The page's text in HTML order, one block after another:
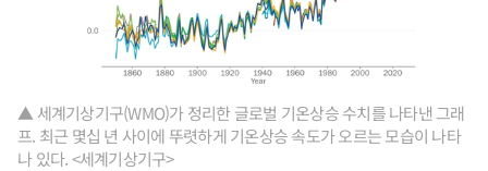
▲ 세계기상기구(WMO)가 정리한 글로벌 기온상승 수치를 나타낸 그래
프. 최근 몇십 년 사이에 뚜렷하게 기온상승 속도가 오르는 모습이 나타
나 있다. <세계기상기구>